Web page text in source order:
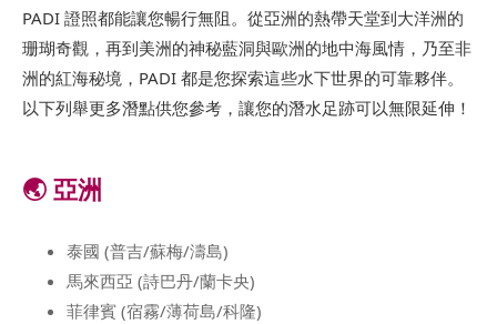
PADI 證照都能讓您暢行無阻。從亞洲的熱帶天堂到大洋洲的
珊瑚奇觀，再到美洲的神秘藍洞與歐洲的地中海風情，乃至非
洲的紅海秘境，PADI 都是您探索這些水下世界的可靠夥伴。
以下列舉更多潛點供您參考，讓您的潛水足跡可以無限延伸！
🌏 亞洲
泰國 (普吉/蘇梅/濤島)
馬來西亞 (詩巴丹/蘭卡央)
菲律賓 (宿霧/薄荷島/科隆)